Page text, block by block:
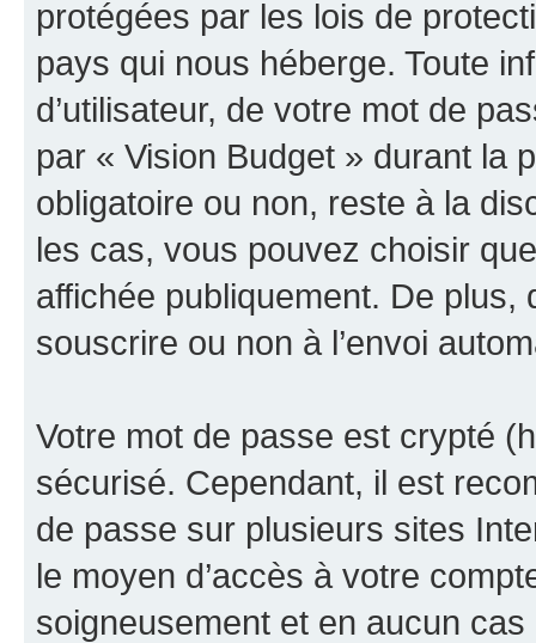
protégées par les lois de
pays qui nous héberge. Toute
d’utilisateur, de votre mot de
par « Vision Budget » durant la
obligatoire ou non, reste à la
les cas, vous pouvez choisir
affichée publiquement. De
souscrire ou non à l’envoi
Votre mot de passe est crypté
sécurisé. Cependant, il est
de passe sur plusieurs sites
le moyen d’accès à votre
soigneusement et en aucun